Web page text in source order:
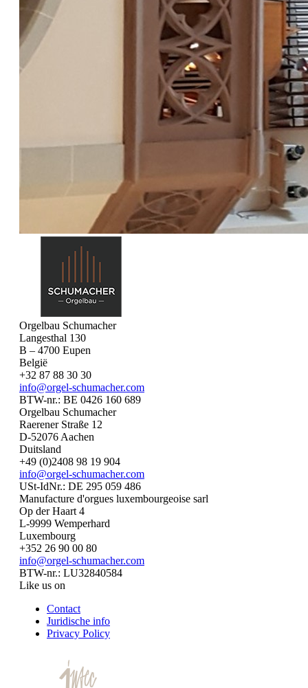
Orgelbau Schumacher
Langesthal 130
B – 4700 Eupen
België
+32 87 88 30 30
info@orgel-schumacher.com
BTW-nr.: BE 0426 160 689
Orgelbau Schumacher
Raerener Straße 12
D-52076 Aachen
Duitsland
+49 (0)2408 98 19 904
info@orgel-schumacher.com
USt-IdNr.: DE 295 059 486
Manufacture d'orgues luxembourgeoise sarl
Op der Haart 4
L-9999 Wemperhard
Luxembourg
+352 26 90 00 80
info@orgel-schumacher.com
BTW-nr.: LU32840584
Like us on
Contact
Juridische info
Privacy Policy